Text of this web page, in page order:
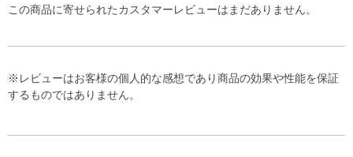
この商品に寄せられたカスタマーレビューはまだありません。
※レビューはお客様の個人的な感想であり商品の効果や性能を保証
するものではありません。